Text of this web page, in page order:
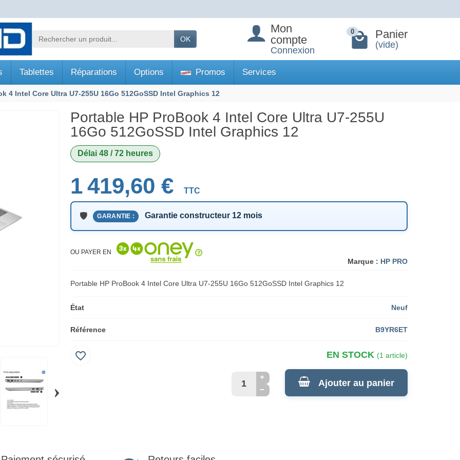
OK
Mon
compte
Connexion
0 Panier
(vide)
Tablettes Réparations Options Promos Services
4 Intel Core Ultra U7-255U 16Go 512GoSSD Intel Graphics 12
›
Portable HP ProBook 4 Intel Core Ultra U7-255U
16Go 512GoSSD Intel Graphics 12
Délai 48 / 72 heures
Marque : HP PRO
1 419,60 € TTC
GARANTIE : Garantie constructeur 12 mois
OU PAYER EN
Portable HP ProBook 4 Intel Core Ultra U7-255U 16Go 512GoSSD Intel Graphics 12
État Neuf
Référence B9YR6ET
EN STOCK (1 article)
Ajouter au panier
favorite_border